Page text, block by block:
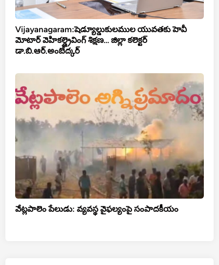
Vijayanagaram:షెడ్యూల్డుకులముల యువతకు హెవీ
మోటార్ వెహికల్డ్రైవింగ్ శిక్షణ… జిల్లా కలెక్టర్
డా.బి.ఆర్.అంబేద్కర్
వేట్లపాలెం పేలుడు: వ్యవస్థ వైఫల్యంపై సంపాదకీయం